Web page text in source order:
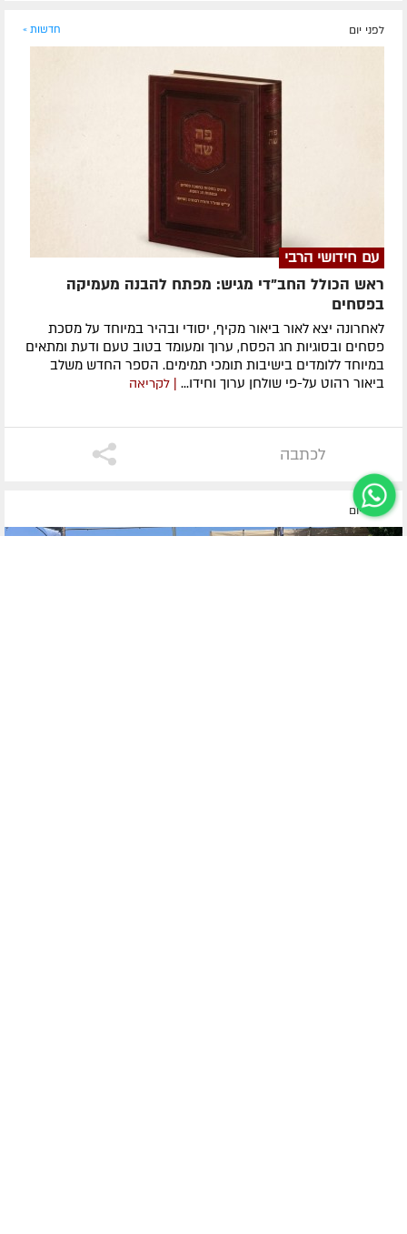
לפני יום חדשות »
עם חידושי הרבי
ראש הכולל החב"די מגיש: מפתח להבנה מעמיקה
בפסחים
לאחרונה ​יצא לאור ביאור מקיף, יסודי ובהיר במיוחד על מסכת
פסחים ובסוגיות חג הפסח, ערוך ומעומד בטוב טעם ודעת ומתאים
במיוחד ללומדים בישיבות תומכי תמימים. ​הספר החדש משלב
ביאור רהוט על-פי שולחן ערוך וחידו...
| לקריאה
לכתבה
לפני יום